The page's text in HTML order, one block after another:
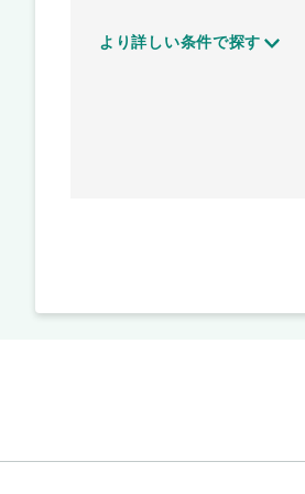
より詳しい条件で探す